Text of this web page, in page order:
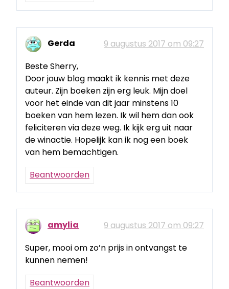
Gerda
9 augustus 2017 om 09:27
Beste Sherry,
Door jouw blog maakt ik kennis met deze
auteur. Zijn boeken zijn erg leuk. Mijn doel
voor het einde van dit jaar minstens 10
boeken van hem lezen. Ik wil hem dan ook
feliciteren via deze weg. Ik kijk erg uit naar
de winactie. Hopelijk kan ik nog een boek
van hem bemachtigen.
Beantwoorden
amylia
9 augustus 2017 om 09:27
Super, mooi om zo’n prijs in ontvangst te
kunnen nemen!
Beantwoorden